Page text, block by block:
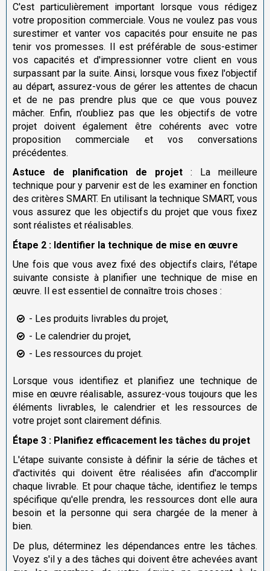
C'est particulièrement important lorsque vous rédigez
votre proposition commerciale. Vous ne voulez pas vous
surestimer et vanter vos capacités pour ensuite ne pas
tenir vos promesses. Il est préférable de sous-estimer
vos capacités et d'impressionner votre client en vous
surpassant par la suite. Ainsi, lorsque vous fixez l'objectif
au départ, assurez-vous de gérer les attentes de chacun
et de ne pas prendre plus que ce que vous pouvez
mâcher. Enfin, n'oubliez pas que les objectifs de votre
projet doivent également être cohérents avec votre
proposition commerciale et vos conversations
précédentes.
Astuce de planification de projet : La meilleure
technique pour y parvenir est de les examiner en fonction
des critères SMART. En utilisant la technique SMART, vous
vous assurez que les objectifs du projet que vous fixez
sont réalistes et réalisables.
Étape 2 : Identifier la technique de mise en œuvre
Une fois que vous avez fixé des objectifs clairs, l'étape
suivante consiste à planifier une technique de mise en
œuvre. Il est essentiel de connaître trois choses :
- Les produits livrables du projet,
- Le calendrier du projet,
- Les ressources du projet.
Lorsque vous identifiez et planifiez une technique de
mise en œuvre réalisable, assurez-vous toujours que les
éléments livrables, le calendrier et les ressources de
votre projet sont clairement définis.
Étape 3 : Planifiez efficacement les tâches du projet
L'étape suivante consiste à définir la série de tâches et
d'activités qui doivent être réalisées afin d'accomplir
chaque livrable. Et pour chaque tâche, identifiez le temps
spécifique qu'elle prendra, les ressources dont elle aura
besoin et la personne qui sera chargée de la mener à
bien.
De plus, déterminez les dépendances entre les tâches.
Voyez s'il y a des tâches qui doivent être achevées avant